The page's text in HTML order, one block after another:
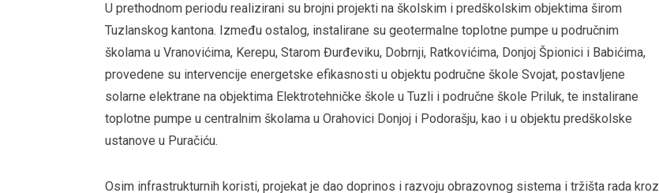
U prethodnom periodu realizirani su brojni projekti na školskim i predškolskim objektima širom
Tuzlanskog kantona. Između ostalog, instalirane su geotermalne toplotne pumpe u područnim
školama u Vranovićima, Kerepu, Starom Đurđeviku, Dobrnji, Ratkovićima, Donjoj Špionici i Babićima,
provedene su intervencije energetske efikasnosti u objektu područne škole Svojat, postavljene
solarne elektrane na objektima Elektrotehničke škole u Tuzli i područne škole Priluk, te instalirane
toplotne pumpe u centralnim školama u Orahovici Donjoj i Podorašju, kao i u objektu predškolske
ustanove u Puračiću.
Osim infrastrukturnih koristi, projekat je dao doprinos i razvoju obrazovnog sistema i tržišta rada kroz